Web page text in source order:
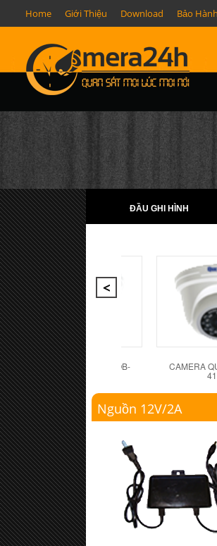
Home Giới Thiệu Download Bảo Hành
ĐẦU GHI HÌNH
CAMERA QUESTEK QOB-
4162D
CAMERA
Nguồn 12V/2A